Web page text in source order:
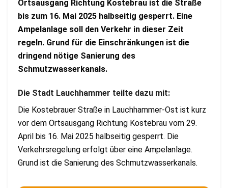
Ortsausgang Richtung Kostebrau ist die Straße
bis zum 16. Mai 2025 halbseitig gesperrt. Eine
Ampelanlage soll den Verkehr in dieser Zeit
regeln. Grund für die Einschränkungen ist die
dringend nötige Sanierung des
Schmutzwasserkanals.
Die Stadt Lauchhammer teilte dazu mit:
Die Kostebrauer Straße in Lauchhammer-Ost ist kurz
vor dem Ortsausgang Richtung Kostebrau vom 29.
April bis 16. Mai 2025 halbseitig gesperrt. Die
Verkehrsregelung erfolgt über eine Ampelanlage.
Grund ist die Sanierung des Schmutzwasserkanals.